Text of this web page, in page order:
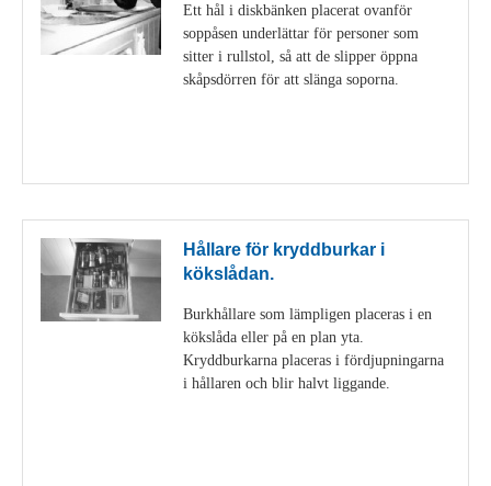
Ett hål i diskbänken placerat ovanför
soppåsen underlättar för personer som
sitter i rullstol, så att de slipper öppna
skåpsdörren för att slänga soporna.
Hållare för kryddburkar i
kökslådan.
Burkhållare som lämpligen placeras i en
kökslåda eller på en plan yta.
Kryddburkarna placeras i fördjupningarna
i hållaren och blir halvt liggande.